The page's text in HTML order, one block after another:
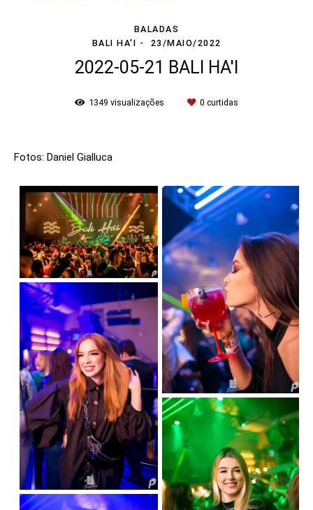
BALADAS
BALI HA'I
23/MAIO/2022
2022-05-21 BALI HA'I
1349 visualizações 0 curtidas
Fotos: Daniel Gialluca